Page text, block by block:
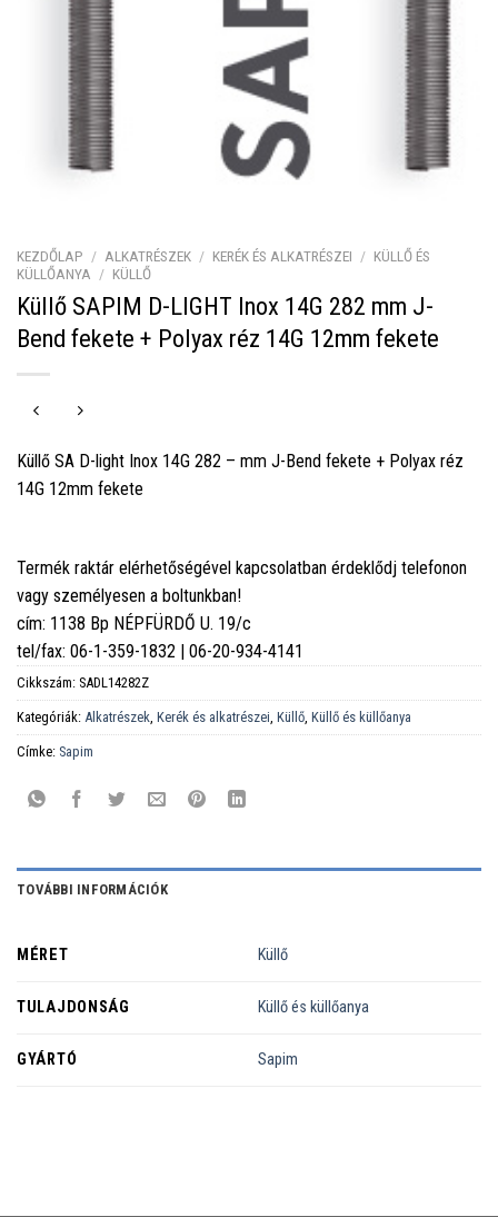
KEZDŐLAP / ALKATRÉSZEK / KERÉK ÉS ALKATRÉSZEI / KÜLLŐ ÉS
KÜLLŐANYA / KÜLLŐ
Küllő SAPIM D-LIGHT Inox 14G 282 mm J-
Bend fekete + Polyax réz 14G 12mm fekete
Küllő SA D-light Inox 14G 282 – mm J-Bend fekete + Polyax réz
14G 12mm fekete
Termék raktár elérhetőségével kapcsolatban érdeklődj telefonon
vagy személyesen a boltunkban!
cím: 1138 Bp NÉPFÜRDŐ U. 19/c
tel/fax: 06-1-359-1832 | 06-20-934-4141
Cikkszám: SADL14282Z
Kategóriák: Alkatrészek Kerék és alkatrészei Küllő Küllő és küllőanya
Címke: Sapim
TOVÁBBI INFORMÁCIÓK
MÉRET Küllő
TULAJDONSÁG Küllő és küllőanya
GYÁRTÓ Sapim